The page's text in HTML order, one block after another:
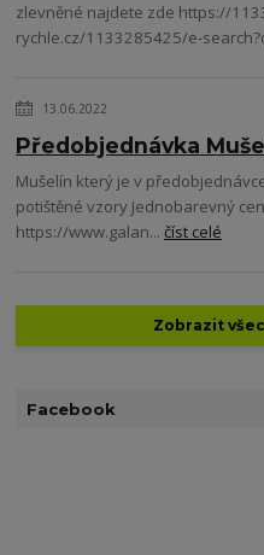
zlevněné najdete zde https://
rychle.cz/1133285425/e-
13.06.2022
Předobjednávka
Mušelín který je v
potištěné vzory Jednobarevný
https://www.galan...číst celé
Zobrazit
Facebook